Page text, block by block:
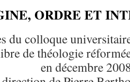
ORDRE ET
du colloque
de théologie
en décembre